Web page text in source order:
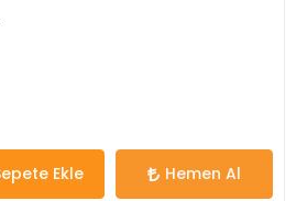
Ekle Hemen Al